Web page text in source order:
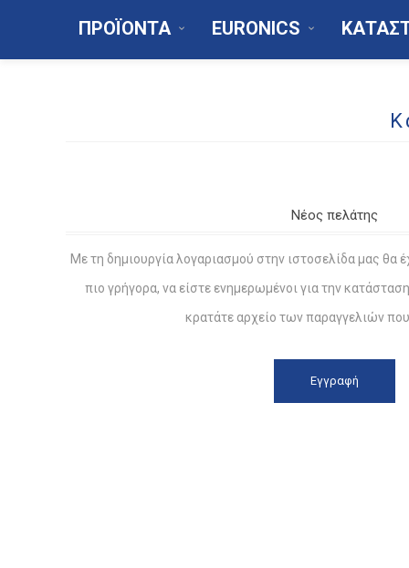
ΠΡΟΪΟΝΤΑ EURONICS
Νέος πελάτης
Με τη δημιουργία λογαριασμού στην ιστοσελίδα μας θα
πιο γρήγορα, να είστε ενημερωμένοι για την
κρατάτε αρχείο των παραγγελιών που